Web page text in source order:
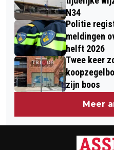
N34
Politie
meldingen
helft 2026
Twee keer
zijn boos
Meer